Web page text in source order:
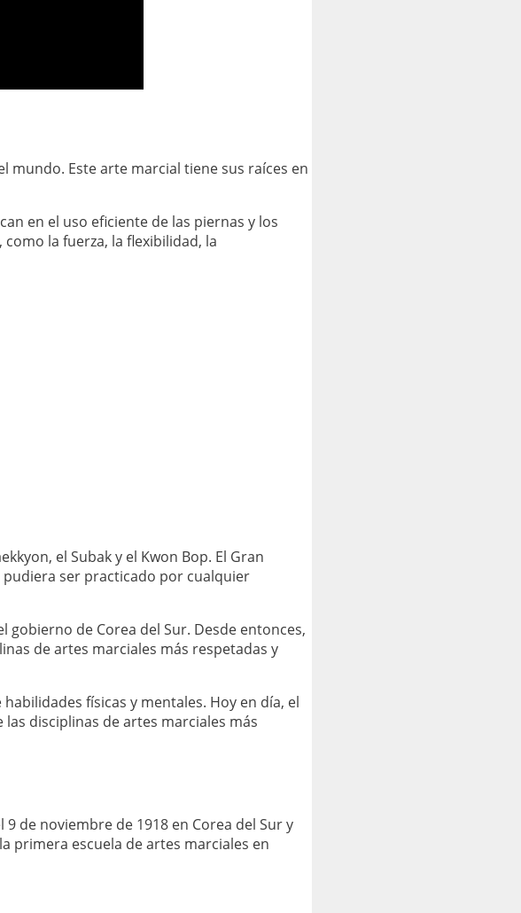
mundo. Este arte marcial tiene sus raíces en
en el uso eficiente de las piernas y los
la fuerza, la flexibilidad, la
el Subak y el Kwon Bop. El Gran
ser practicado por cualquier
gobierno de Corea del Sur. Desde entonces,
de artes marciales más respetadas y
físicas y mentales. Hoy en día, el
disciplinas de artes marciales más
de noviembre de 1918 en Corea del Sur y
primera escuela de artes marciales en